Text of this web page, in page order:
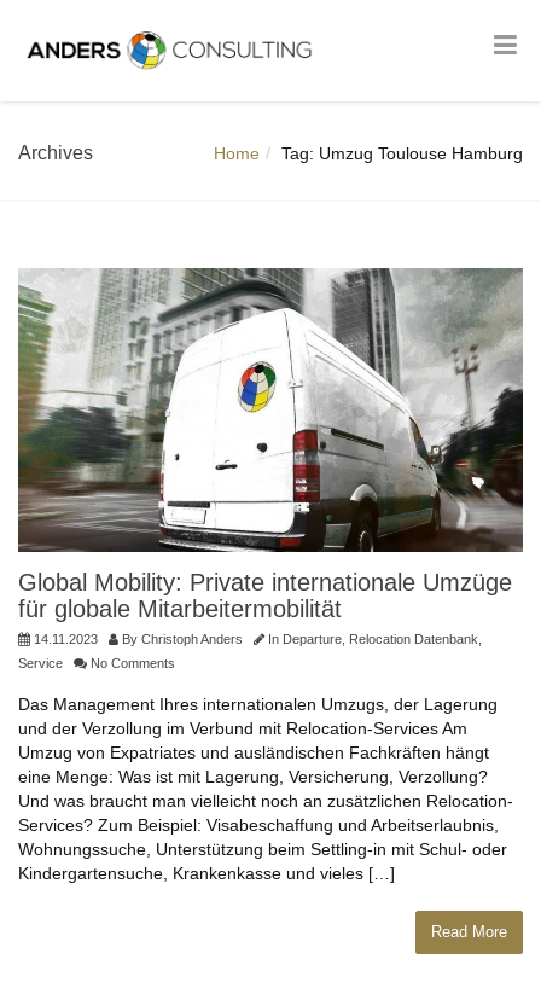
Archives Home Tag: Umzug Toulouse Hamburg
Global Mobility: Private internationale Umzüge
für globale Mitarbeitermobilität
14.11.2023 By Christoph Anders In Departure Relocation Datenbank
Service
No Comments
Das Management Ihres internationalen Umzugs, der Lagerung
und der Verzollung im Verbund mit Relocation-Services Am
Umzug von Expatriates und ausländischen Fachkräften hängt
eine Menge: Was ist mit Lagerung, Versicherung, Verzollung?
Und was braucht man vielleicht noch an zusätzlichen Relocation-
Services? Zum Beispiel: Visabeschaffung und Arbeitserlaubnis,
Wohnungssuche, Unterstützung beim Settling-in mit Schul- oder
Kindergartensuche, Krankenkasse und vieles […]
Read More